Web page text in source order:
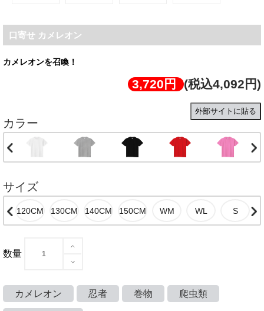
口寄せ カメレオン
カメレオンを召喚！
3,720円 (税込4,092円)
外部サイトに貼る
カラー
サイズ
数量
カメレオン 忍者 巻物 爬虫類